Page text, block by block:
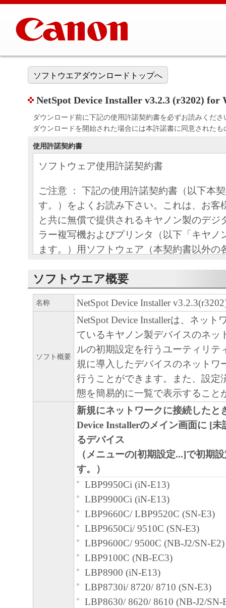
ソフトウエアダウンロードトップへ
NetSpot Device Installer v3.2.3 (r3202) for
ダウンロード前に下記の使用許諾契約書を必ずお読みくださ
ダウンロードを開始された場合には本許諾書に同意された
使用許諾契約書
ソフトウェア使用許諾契約書
ご注意 ： 下記の使用許諾契約書（以下本
す。）をよくお読み下さい。これは、お客
と共に無償で提供されるキヤノン製のデジ
ラー複写機およびプリンタ（以下「キヤノ
ます。）用ソフトウェア（本契約書以外の
す。）をご利用になるための、お客様とキ
（以下キヤノンと言います。）との間の契
お客様は、『同意』を示す行為、または「
ア」の使用のいずれかをもって、本契約書
になります。お客様が本契約書に同意でき
ソフトウェア」を使用することはできませ
(1) キヤノンは、お客様が「キヤノン製品
のために、「キヤノン製品」に直接または
通じ接続される複数のコンピュータ（以下
言います。）において、「本ソフトウェア
約書においては、「本ソフトウェア」をコ
憶媒体上にインストールすること、または
おいて表示すること、アクセスすること、
ることのいずれも含むものとします。）す
的権利をお客様に対して許諾します。お客
定機器」にネットワークを通じて接続され
上で、かかるコンピュータの使用者に対し
ェア」を使用させることができますが、か
タの使用者に本契約書上の義務および条件
ともに、その履行に関し全責任を負うこと
ソフトウエア概要
名称 NetSpot Device Installer
ソフト概要
NetSpot Device Installerは、ネット
ているキヤノン製デバイスのネッ
ルの初期設定を行うユーティリテ
規に導入したデバイスのネットワ
行うことができます。また、設定
態を簡易的に一覧で表示すること
新規にネットワークに接続したと
Device Installerのメイン画面に [
るデバイス
（メニューの[初期設定...]で初期
す。）
LBP9950Ci (iN-E13)
LBP9900Ci (iN-E13)
LBP9660C/ LBP9520C (SN-E3)
LBP9650Ci/ 9510C (SN-E3)
LBP9600C/ 9500C (NB-J2/SN-E2)
LBP9100C (NB-EC3)
LBP8900 (iN-E13)
LBP8730i/ 8720/ 8710 (SN-E3)
LBP8630/ 8620/ 8610 (NB-J2/SN-